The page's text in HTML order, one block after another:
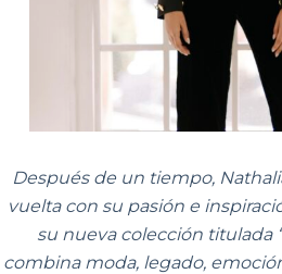
Después de un tiempo,
vuelta con su pasión e
su nueva colección titulada
combina moda, legado,